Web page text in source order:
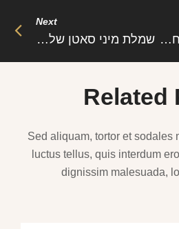
שמלת מיני נוצצת חצויה מותן עם שרשרת מסיבות של המותג “אריקה”
Next
שמלת מיני סאטן של המותג “בלה”
Related
Sed aliquam, tortor et sodales
luctus tellus, quis interdum
dignissim malesuada,